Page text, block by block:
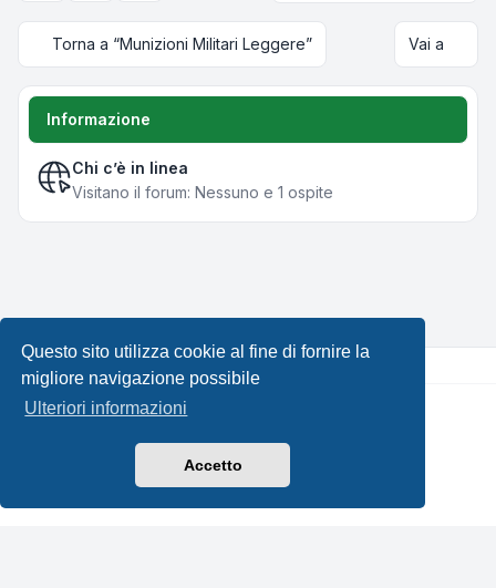
Questo sito utilizza cookie al fine di fornire la
migliore navigazione possibile
Ulteriori informazioni
Accetto
Torna a “Munizioni Militari Leggere” Vai a
Informazione
Chi c’è in linea
Visitano il forum: Nessuno e 1 ospite
Creato daphpBB® Forum Software © phpBB Limited •
Leenoz.com
phpBB-Italia.it
Condizioni|Tutti gli orari sono